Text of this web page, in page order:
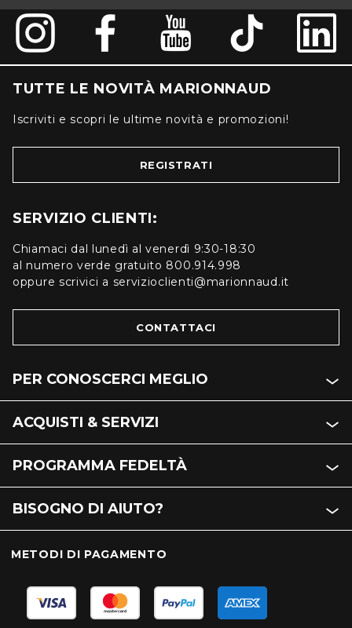
TUTTE LE NOVITÀ MARIONNAUD
Iscriviti e scopri le ultime novità e promozioni!
REGISTRATI
SERVIZIO CLIENTI:
Chiamaci dal lunedì al venerdì 9:30-18:30
al numero verde gratuito 800.914.998
oppure scrivici a servizioclienti@marionnaud.it
CONTATTACI
PER CONOSCERCI MEGLIO
ACQUISTI & SERVIZI
PROGRAMMA FEDELTÀ
BISOGNO DI AIUTO?
METODI DI PAGAMENTO